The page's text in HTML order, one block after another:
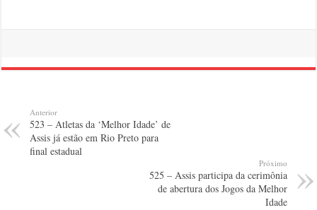
Anterior
523 – Atletas da ‘Melhor Idade’ de
Assis já estão em Rio Preto para
final estadual
Próximo
525 – Assis participa da cerimônia
de abertura dos Jogos da Melhor
Idade